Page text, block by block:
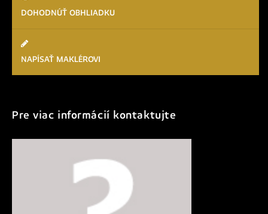
DOHODNÚŤ OBHLIADKU
NAPÍSAŤ MAKLÉROVI
Pre viac informácií kontaktujte